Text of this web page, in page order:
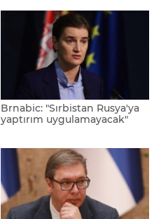
Brnabic: "Sırbistan Rusya'ya
yaptırım uygulamayacak"